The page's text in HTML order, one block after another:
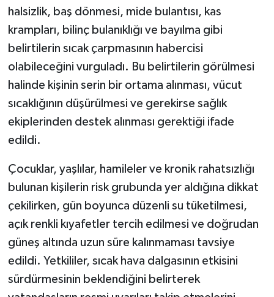
halsizlik, baş dönmesi, mide bulantısı, kas
krampları, bilinç bulanıklığı ve bayılma gibi
belirtilerin sıcak çarpmasının habercisi
olabileceğini vurguladı. Bu belirtilerin görülmesi
halinde kişinin serin bir ortama alınması, vücut
sıcaklığının düşürülmesi ve gerekirse sağlık
ekiplerinden destek alınması gerektiği ifade
edildi.
Çocuklar, yaşlılar, hamileler ve kronik rahatsızlığı
bulunan kişilerin risk grubunda yer aldığına dikkat
çekilirken, gün boyunca düzenli su tüketilmesi,
açık renkli kıyafetler tercih edilmesi ve doğrudan
güneş altında uzun süre kalınmaması tavsiye
edildi. Yetkililer, sıcak hava dalgasının etkisini
sürdürmesinin beklendiğini belirterek